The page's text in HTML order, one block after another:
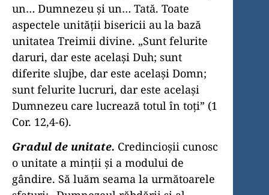
un… Dumnezeu şi un… Tată. Toate
aspectele unităţii bisericii au la bază
unitatea Treimii divine. „Sunt felurite
daruri, dar este acelaşi Duh; sunt
diferite slujbe, dar este acelaşi Domn;
sunt felurite lucruri, dar este acelaşi
Dumnezeu care lucrează totul în toţi” (1
Cor. 12,4-6).
Gradul de unitate. Credincioşii cunosc
o unitate a minţii şi a modului de
gândire. Să luăm seama la următoarele